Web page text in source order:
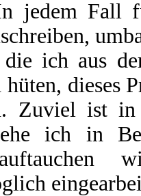
jedem Fall
ich aus
dieses
Zuviel ist in
ich in